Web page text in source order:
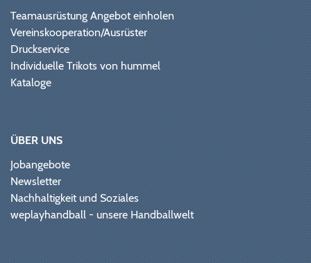
Teamausrüstung Angebot einholen
Vereinskooperation/Ausrüster
Druckservice
Individuelle Trikots von hummel
Kataloge
ÜBER UNS
Jobangebote
Newsletter
Nachhaltigkeit und Soziales
weplayhandball - unsere Handballwelt